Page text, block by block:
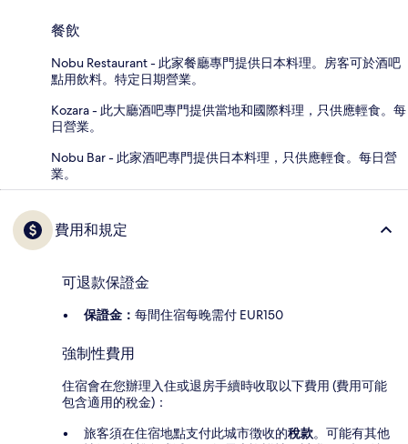
餐飲
Nobu Restaurant - 此家餐廳專門提供日本料理。房客可於酒吧
點用飲料。特定日期營業。
Kozara - 此大廳酒吧專門提供當地和國際料理，只供應輕食。每
日營業。
Nobu Bar - 此家酒吧專門提供日本料理，只供應輕食。每日營
業。
費用和規定
可退款保證金
保證金： 每間住宿每晚需付 EUR150
強制性費用
住宿會在您辦理入住或退房手續時收取以下費用 (費用可能
包含適用的稅金)：
旅客須在住宿地點支付此城市徴收的稅款。可能有其他